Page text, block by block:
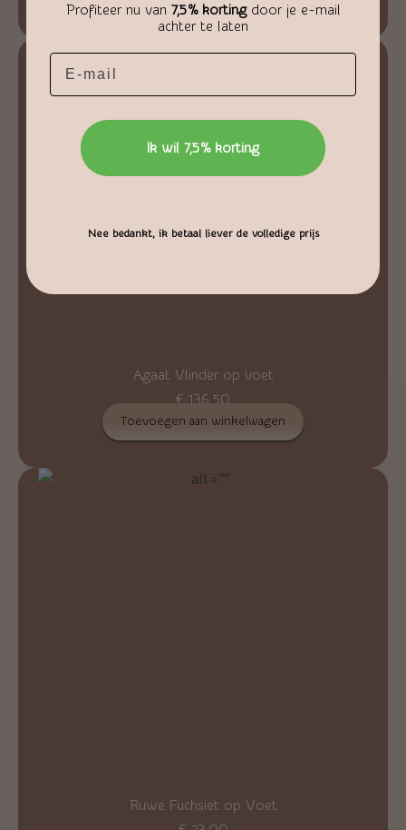
Agaat Vlinder op voet
€136,50
Toevoegen aan winkelwagen
Ruwe Fuchsiet op Voet
Profiteer nu van 7,5% kortingdoor je e-mail
achter te laten
Email
Ik wil 7,5% korting
Nee bedankt, ik betaal liever de volledige prijs